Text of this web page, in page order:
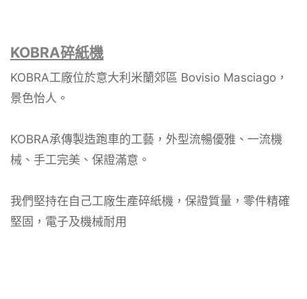
KOBRA碎紙機
KOBRA工廠位於意大利米蘭郊區 Bovisio Masciago，
景色怡人。
KOBRA承傳製造跑車的工藝，外型流暢優雅、一流機
械、手工完美、保證滿意。
我們堅持在自己工廠生產碎紙機，保證質量，零件精確
堅固，電子及機械耐用